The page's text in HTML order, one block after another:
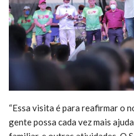
“Essa visita é para reafirmar o
gente possa cada vez mais